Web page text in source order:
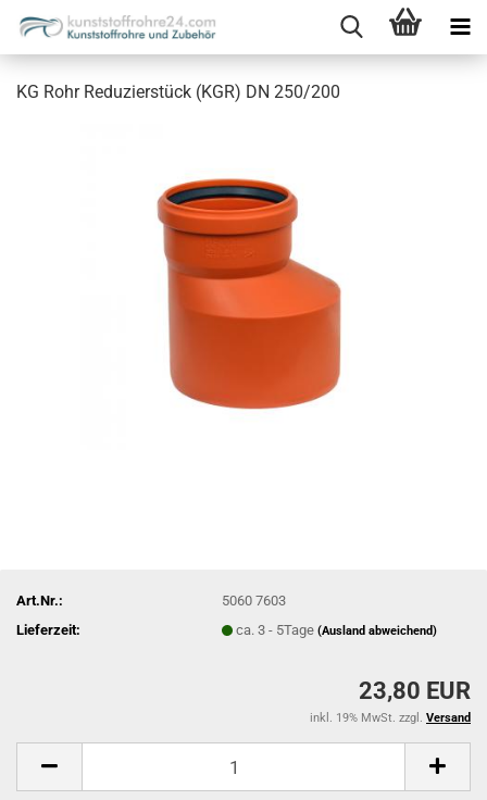
KG Rohr Reduzierstück (KGR) DN 250/200
Art.Nr.:
5060 7603
Lieferzeit:
ca. 3 - 5Tage(Ausland abweichend)
23,80 EUR
inkl. 19% MwSt. zzgl. Versand